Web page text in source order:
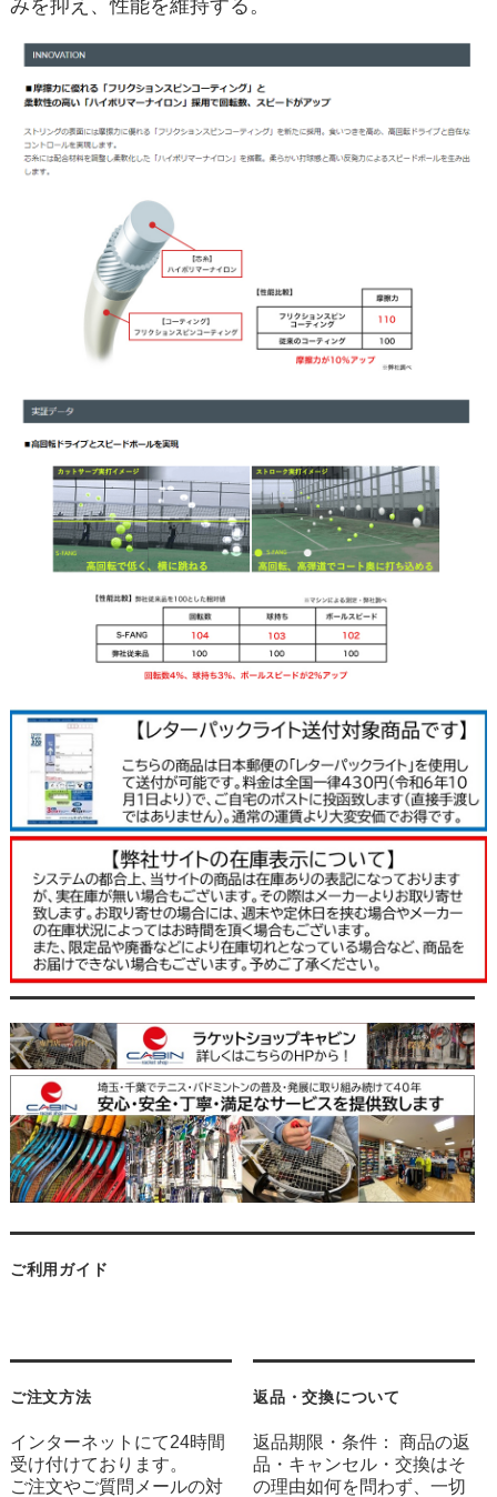
みを抑え、性能を維持する。
ご利用ガイド
ご注文方法
インターネットにて24時間
受け付けております。
ご注文やご質問メールの対
返品・交換について
返品期限・条件： 商品の返
品・キャンセル・交換はそ
の理由如何を問わず、一切